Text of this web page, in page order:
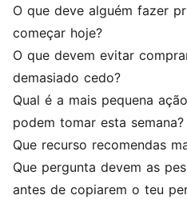
O que deve alguém fazer
começar hoje?
O que devem evitar
demasiado cedo?
Qual é a mais pequena
podem tomar esta semana?
Que recurso recomendas
Que pergunta devem as
antes de copiarem o teu